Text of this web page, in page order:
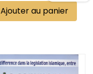
Ajouter au panier